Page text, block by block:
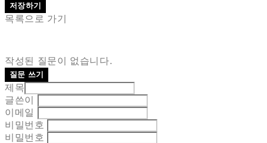
저장하기
목록으로 가기
작성된 질문이 없습니다.
질문 쓰기
제목
글쓴이
이메일
비밀번호
비밀번호